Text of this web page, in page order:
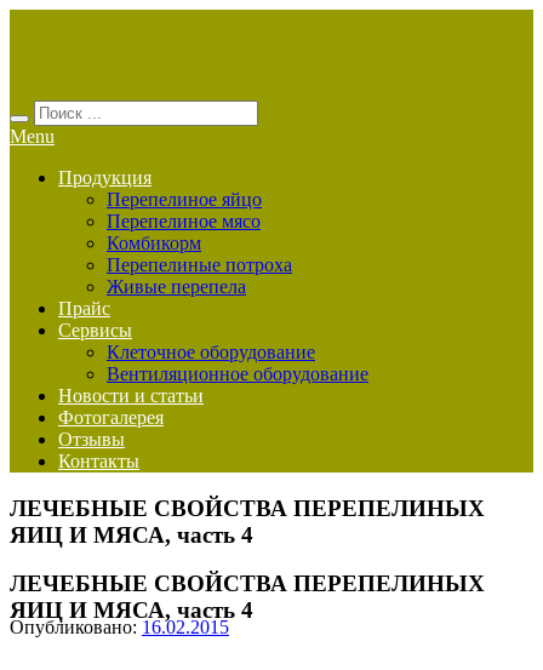
Menu
Продукция
Перепелиное яйцо
Перепелиное мясо
Комбикорм
Перепелиные потроха
Живые перепела
Прайс
Сервисы
Клеточное оборудование
Вентиляционное оборудование
Новости и статьи
Фотогалерея
Отзывы
Контакты
ЛЕЧЕБНЫЕ СВОЙСТВА ПЕРЕПЕЛИНЫХ
ЯИЦ И МЯСА, часть 4
ЛЕЧЕБНЫЕ СВОЙСТВА ПЕРЕПЕЛИНЫХ
ЯИЦ И МЯСА, часть 4
Опубликовано: 16.02.2015